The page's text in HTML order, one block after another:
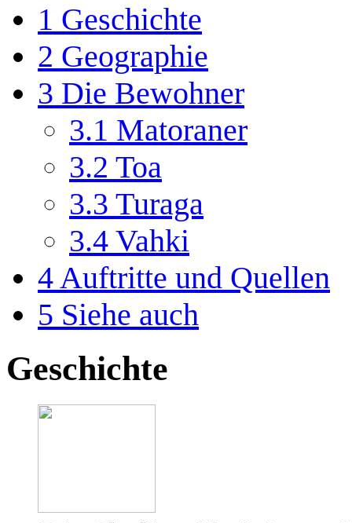
1 Geschichte
2 Geographie
3 Die Bewohner
3.1 Matoraner
3.2 Toa
3.3 Turaga
3.4 Vahki
4 Auftritte und Quellen
5 Siehe auch
Geschichte